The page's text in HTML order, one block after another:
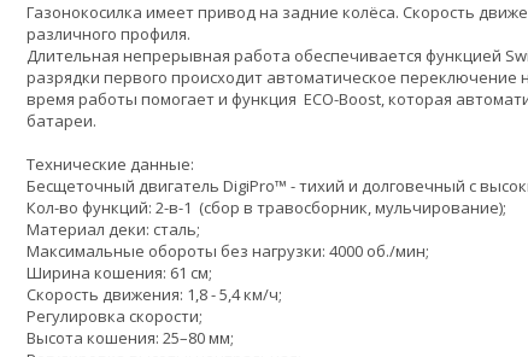
Газонокосилка имеет привод на задние колёса. Скорость
различного профиля.
Длительная непрерывная работа обеспечивается функцией
разрядки первого происходит автоматическое переключение
время работы помогает и функция ECO-Boost, которая
батареи.
Технические данные:
Бесщеточный двигатель DigiPro™ - тихий и долговечный с
Кол-во функций: 2-в-1 (сбор в травосборник, мульчирование);
Материал деки: сталь;
Максимальные обороты без нагрузки: 4000 об./мин;
Ширина кошения: 61 см;
Скорость движения: 1,8 - 5,4 км/ч;
Регулировка скорости;
Высота кошения: 25–80 мм;